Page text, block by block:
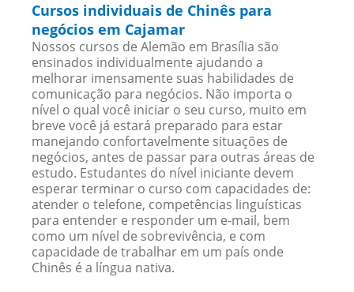
Cursos individuais de Chinês para
negócios em Cajamar
Nossos cursos de Alemão em Brasília são
ensinados individualmente ajudando a
melhorar imensamente suas habilidades de
comunicação para negócios. Não importa o
nível o qual você iniciar o seu curso, muito em
breve você já estará preparado para estar
manejando confortavelmente situações de
negócios, antes de passar para outras áreas de
estudo. Estudantes do nível iniciante devem
esperar terminar o curso com capacidades de:
atender o telefone, competências linguísticas
para entender e responder um e-mail, bem
como um nível de sobrevivência, e com
capacidade de trabalhar em um país onde
Chinês é a língua nativa.